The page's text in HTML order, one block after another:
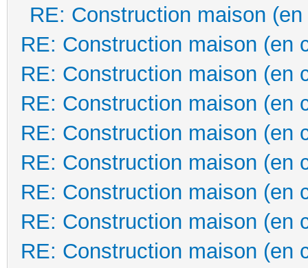
RE: Construction maison
RE: Construction maison (en
RE: Construction maison (en
RE: Construction maison (en
RE: Construction maison (en
RE: Construction maison (en
RE: Construction maison (en
RE: Construction maison (en
RE: Construction maison (en